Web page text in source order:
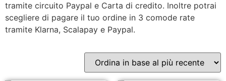
tramite circuito Paypal e Carta di credito. Inoltre potrai
scegliere di pagare il tuo ordine in 3 comode rate
tramite Klarna, Scalapay e Paypal.